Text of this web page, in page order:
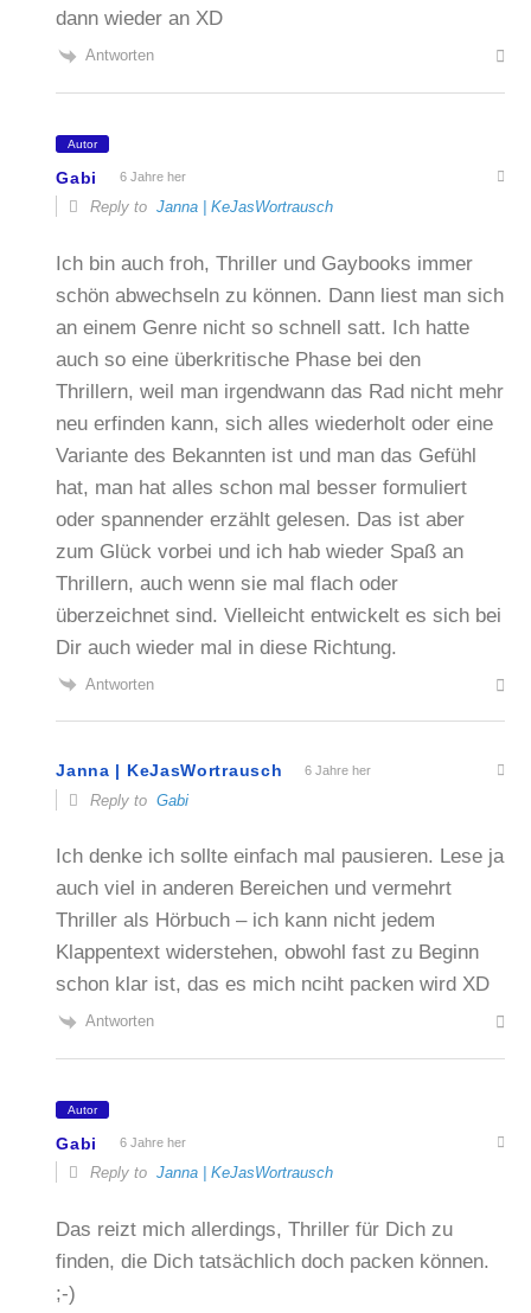
dann wieder an XD
Antworten
Autor
Gabi 6 Jahre her
Reply toJanna | KeJasWortrausch
Ich bin auch froh, Thriller und Gaybooks immer
schön abwechseln zu können. Dann liest man sich
an einem Genre nicht so schnell satt. Ich hatte
auch so eine überkritische Phase bei den
Thrillern, weil man irgendwann das Rad nicht mehr
neu erfinden kann, sich alles wiederholt oder eine
Variante des Bekannten ist und man das Gefühl
hat, man hat alles schon mal besser formuliert
oder spannender erzählt gelesen. Das ist aber
zum Glück vorbei und ich hab wieder Spaß an
Thrillern, auch wenn sie mal flach oder
überzeichnet sind. Vielleicht entwickelt es sich bei
Dir auch wieder mal in diese Richtung.
Antworten
Janna | KeJasWortrausch 6 Jahre her
Reply toGabi
Ich denke ich sollte einfach mal pausieren. Lese ja
auch viel in anderen Bereichen und vermehrt
Thriller als Hörbuch – ich kann nicht jedem
Klappentext widerstehen, obwohl fast zu Beginn
schon klar ist, das es mich nciht packen wird XD
Antworten
Autor
Gabi 6 Jahre her
Reply toJanna | KeJasWortrausch
Das reizt mich allerdings, Thriller für Dich zu
finden, die Dich tatsächlich doch packen können.
;-)